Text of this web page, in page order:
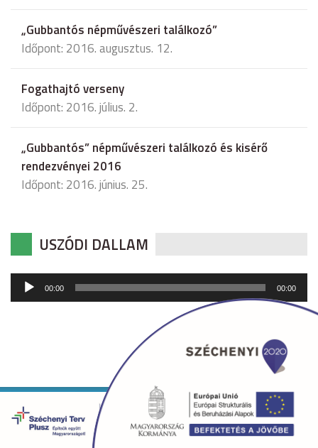
„Gubbantós népművészeri találkozó”
Időpont: 2016. augusztus. 12.
Fogathajtó verseny
Időpont: 2016. július. 2.
„Gubbantós” népművészeri találkozó és kisérő
rendezvényei 2016
Időpont: 2016. június. 25.
USZÓDI DALLAM
Audió
lejátszó
00:00 00:00
Copyright © 2026 uszod.hu Minden jog fenntartva. •
Készítette:fridrik.me